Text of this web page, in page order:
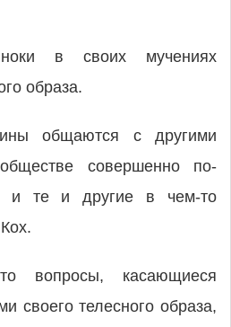
в своих мучениях
образа.
общаются с другими
совершенно по-
и те и другие в чем-то
вопросы, касающиеся
своего телесного образа,